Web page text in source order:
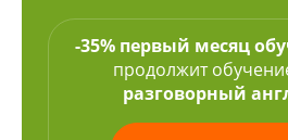
-35% первый месяц
продолжит
разговорный